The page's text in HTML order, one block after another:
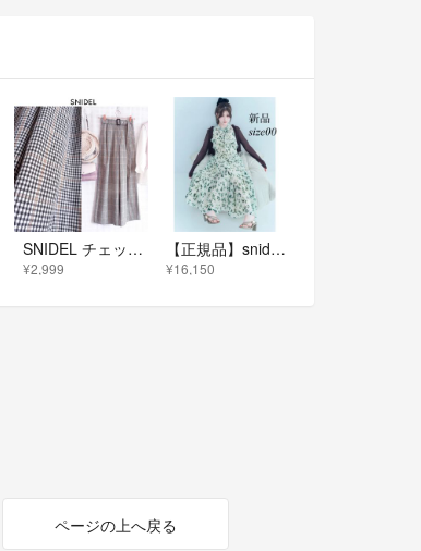
SNIDEL チェックディテールワイドパンツ
¥2,999
【正規品】snidel Sustainableフリルワンピース GRN 00
¥16,150
ページの上へ戻る